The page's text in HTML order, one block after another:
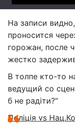
На записи
проносится
горожан, после
жестко
В толпе кто-то
ведущий со
б не радіти?"
Поліція vs